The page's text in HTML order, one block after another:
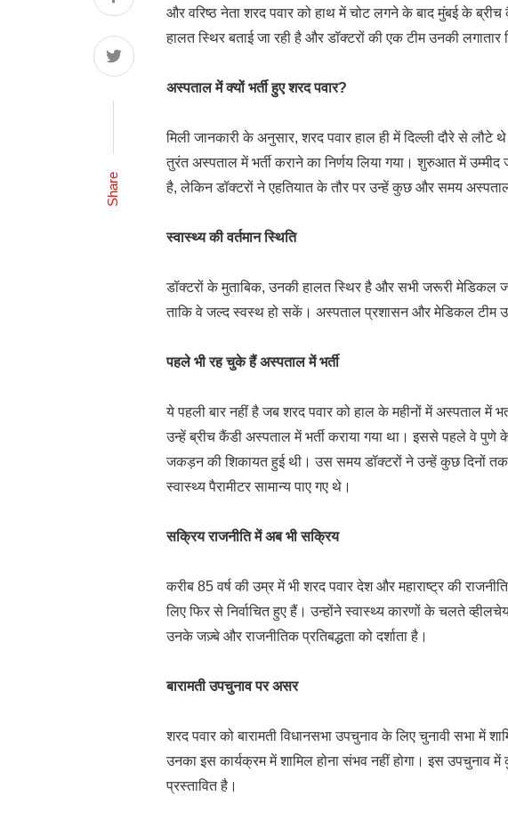
Share
और वरिष्ठ नेता शरद पवार को हाथ में चोट लगने के बाद मुंबई के
हालत स्थिर बताई जा रही है और डॉक्टरों की एक टीम उनकी लगातार
अस्पताल में क्यों भर्ती हुए शरद पवार?
मिली जानकारी के अनुसार, शरद पवार हाल ही में दिल्ली दौरे से
तुरंत अस्पताल में भर्ती कराने का निर्णय लिया गया। शुरुआत में
है, लेकिन डॉक्टरों ने एहतियात के तौर पर उन्हें कुछ और समय
स्वास्थ्य की वर्तमान स्थिति
डॉक्टरों के मुताबिक, उनकी हालत स्थिर है और सभी जरूरी मेडिकल
ताकि वे जल्द स्वस्थ हो सकें। अस्पताल प्रशासन और मेडिकल टीम
पहले भी रह चुके हैं अस्पताल में भर्ती
ये पहली बार नहीं है जब शरद पवार को हाल के महीनों में अस्पताल में
उन्हें ब्रीच कैंडी अस्पताल में भर्ती कराया गया था। इससे पहले वे
जकड़न की शिकायत हुई थी। उस समय डॉक्टरों ने उन्हें कुछ दिनों
स्वास्थ्य पैरामीटर सामान्य पाए गए थे।
सक्रिय राजनीति में अब भी सक्रिय
करीब 85 वर्ष की उम्र में भी शरद पवार देश और महाराष्ट्र की
लिए फिर से निर्वाचित हुए हैं। उन्होंने स्वास्थ्य कारणों के चलते
उनके जज़्बे और राजनीतिक प्रतिबद्धता को दर्शाता है।
बारामती उपचुनाव पर असर
शरद पवार को बारामती विधानसभा उपचुनाव के लिए चुनावी सभा में
उनका इस कार्यक्रम में शामिल होना संभव नहीं होगा। इस उपचुनाव
प्रस्तावित है।